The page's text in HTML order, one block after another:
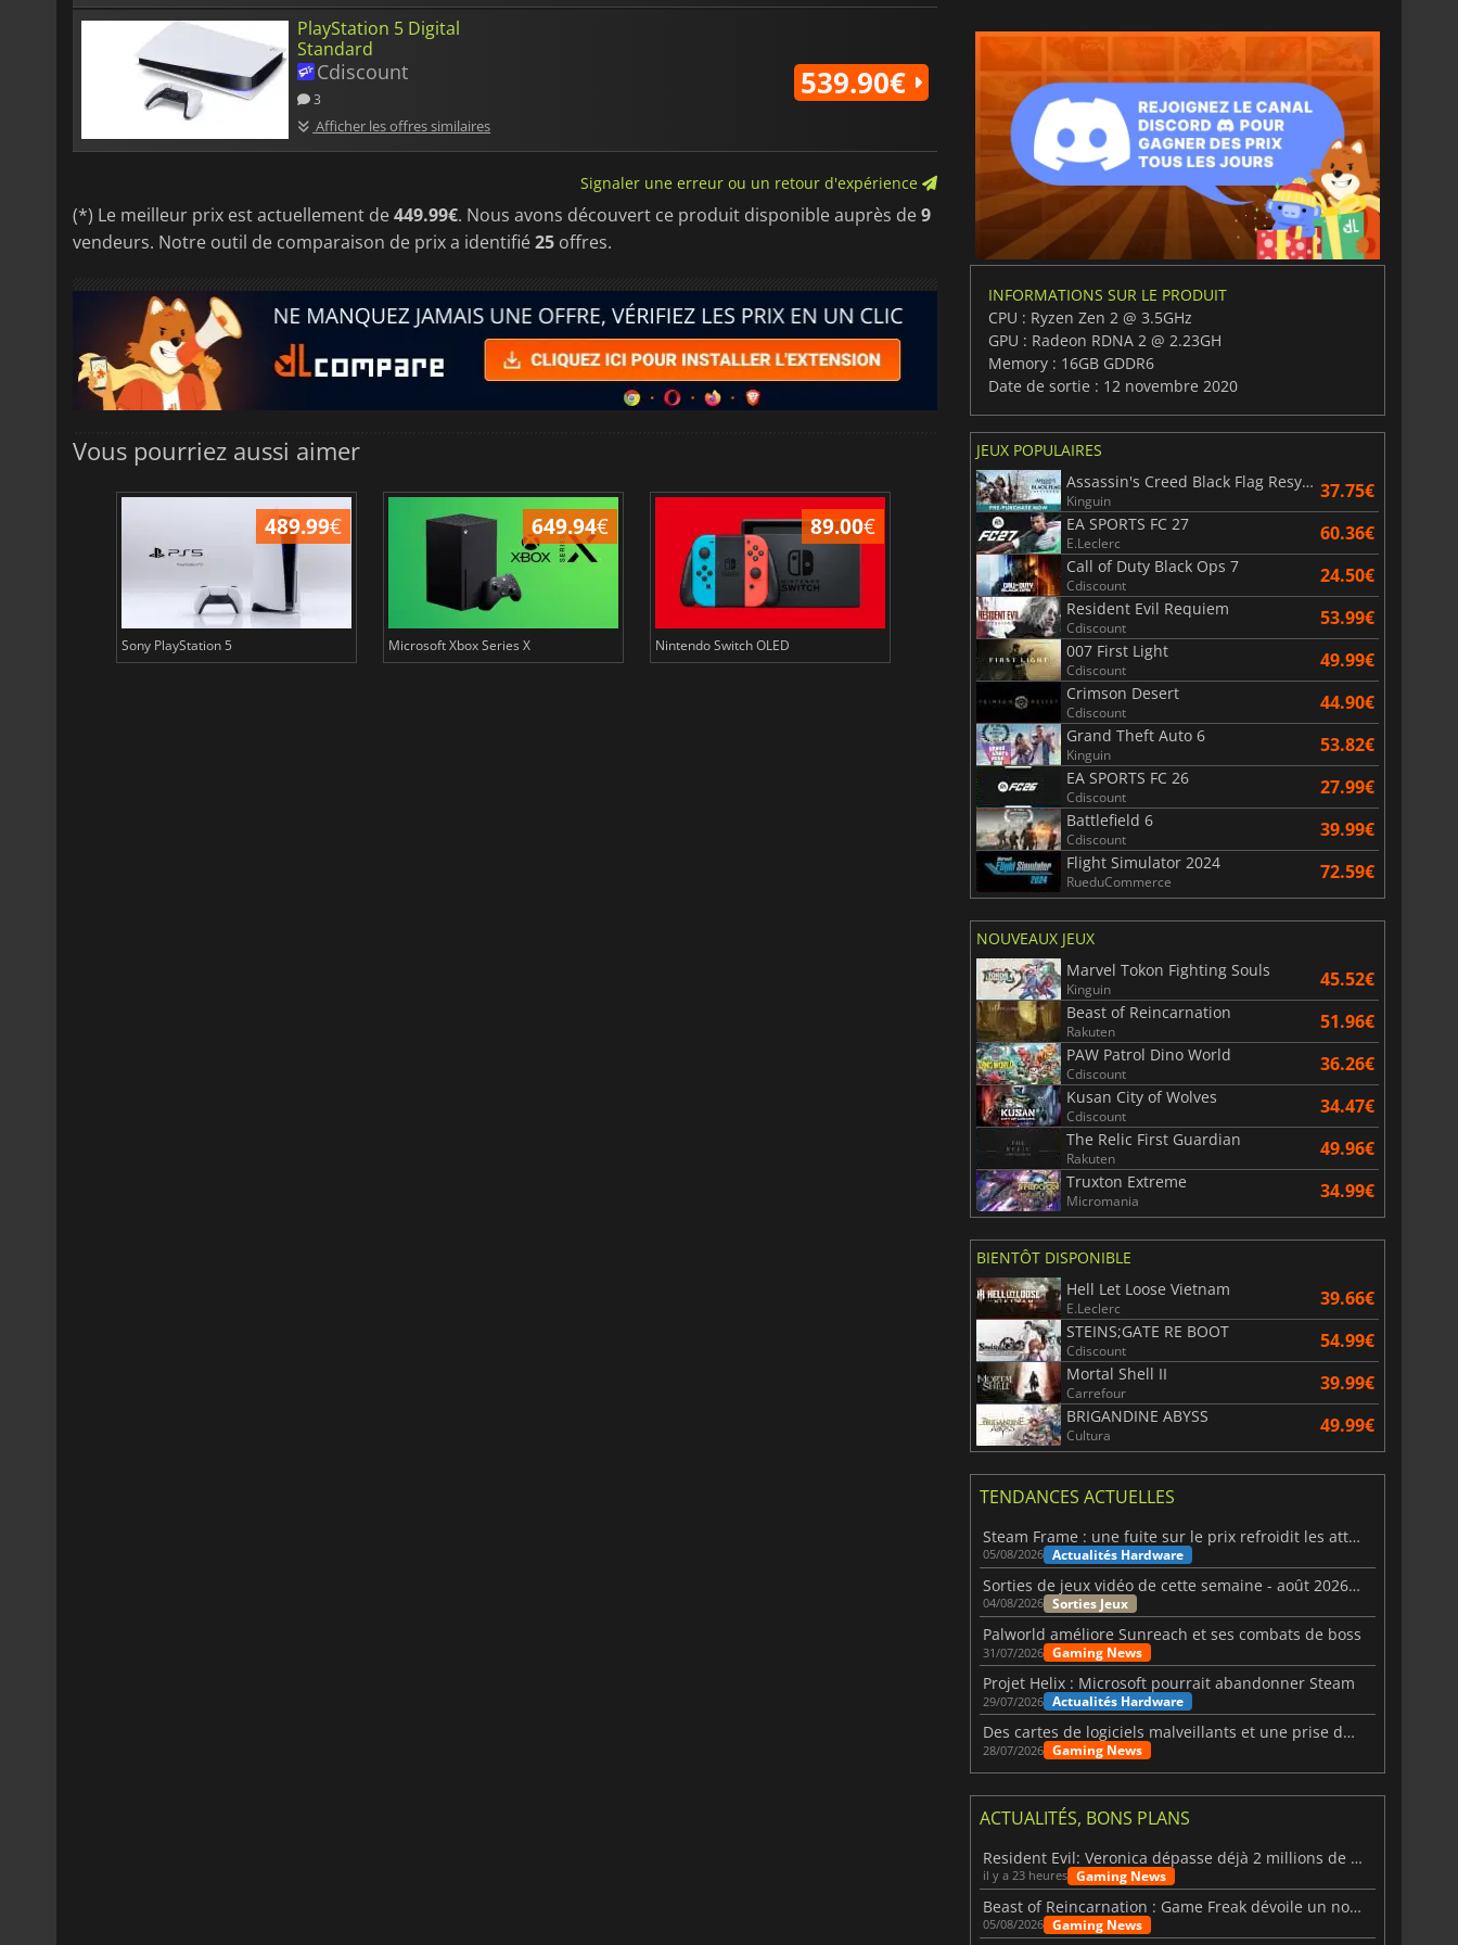
PlayStation 5 Digital
Standard
Cdiscount
3
Afficher les offres similaires
539.90€
Signaler une erreur ou un retour d'expérience
(*) Le meilleur prix est actuellement de449.99€. Nous avons découvert ce produit disponible auprès de9
vendeurs. Notre outil de comparaison de prix a identifié25 offres.
Vous pourriez aussi aimer
489.99€
Sony PlayStation 5
649.94€
Microsoft Xbox Series X
89.00€
Nintendo Switch OLED
349.95€
Microsoft Xbox Series S
160.55
Nintendo Switch Lite
INFORMATIONS SUR LE PRODUIT
CPU : Ryzen Zen 2 @ 3.5GHz
GPU : Radeon RDNA 2 @ 2.23GH
Memory : 16GB GDDR6
Date de sortie : 12 novembre 2020
JEUX POPULAIRES
Assassin's Creed Black Flag Resynced
Kinguin 37.75€
EA SPORTS FC 27
E.Leclerc 60.36€
Call of Duty Black Ops 7
Cdiscount 24.50€
Resident Evil Requiem
Cdiscount 53.99€
007 First Light
Cdiscount 49.99€
Crimson Desert
Cdiscount 44.90€
Grand Theft Auto 6
Kinguin 53.82€
EA SPORTS FC 26
Cdiscount 27.99€
Battlefield 6
Cdiscount 39.99€
Flight Simulator 2024
RueduCommerce 72.59€
NOUVEAUX JEUX
Marvel Tokon Fighting Souls
Kinguin 45.52€
Beast of Reincarnation
Rakuten 51.96€
PAW Patrol Dino World
Cdiscount 36.26€
Kusan City of Wolves
Cdiscount 34.47€
The Relic First Guardian
Rakuten 49.96€
Truxton Extreme
Micromania 34.99€
BIENTÔT DISPONIBLE
Hell Let Loose Vietnam
E.Leclerc 39.66€
STEINS;GATE RE BOOT
Cdiscount 54.99€
Mortal Shell II
Carrefour 39.99€
BRIGANDINE ABYSS
Cultura 49.99€
TENDANCES ACTUELLES
Steam Frame : une fuite sur le prix refroidit les attentes VR
05/08/2026 Actualités Hardware
Sorties de jeux vidéo de cette semaine - août 2026 (semaine 32)
04/08/2026 Sorties Jeux
Palworld améliore Sunreach et ses combats de boss
31/07/2026 Gaming News
Projet Helix : Microsoft pourrait abandonner Steam
29/07/2026 Actualités Hardware
Des cartes de logiciels malveillants et une prise de contrôle de Discord ont touché Meccha Chameleon
28/07/2026 Gaming News
ACTUALITÉS, BONS PLANS
Resident Evil: Veronica dépasse déjà 2 millions de wishlists
il y a 23 heures Gaming News
Beast of Reincarnation : Game Freak dévoile un nouveau pari
05/08/2026 Gaming News